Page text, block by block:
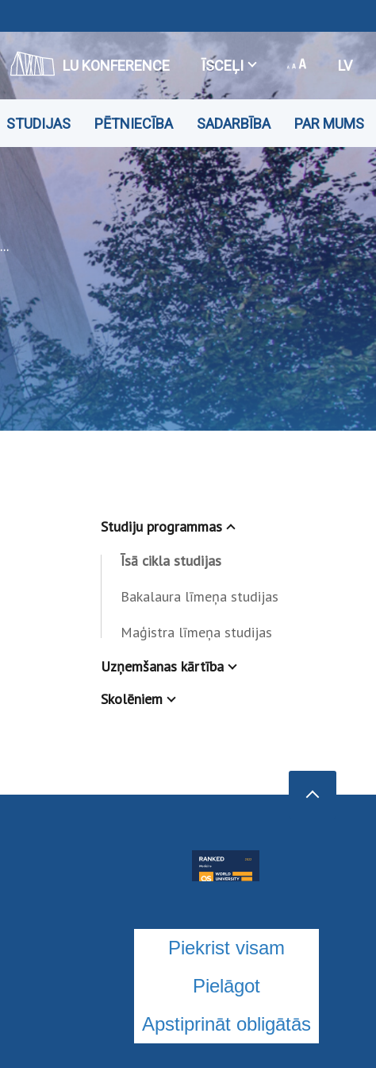
LU KONFERENCE ĪSCEĻI LV
STUDIJAS PĒTNIECĪBA SADARBĪBA PAR MUMS
ĪSĀ CIKLA STUDIJAS
Studiju programmas
Īsā cikla studijas
Bakalaura līmeņa studijas
Maģistra līmeņa studijas
Uzņemšanas kārtība
Skolēniem
Piekrist visam
Pielāgot
Apstiprināt obligātās